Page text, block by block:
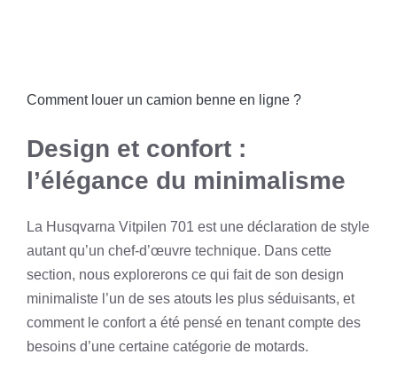
Comment louer un camion benne en ligne ?
Design et confort :
l’élégance du minimalisme
La Husqvarna Vitpilen 701 est une déclaration de style
autant qu’un chef-d’œuvre technique. Dans cette
section, nous explorerons ce qui fait de son design
minimaliste l’un de ses atouts les plus séduisants, et
comment le confort a été pensé en tenant compte des
besoins d’une certaine catégorie de motards.